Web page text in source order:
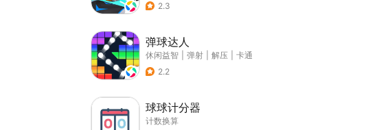
2.3
弹球达人
休闲益智 弹射 解压
卡通
2.2
球球计分器
计数换算